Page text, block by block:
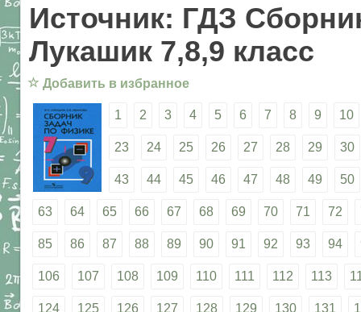
Источник: ГДЗ
Лукашик 7,8,9 класс
☆ Добавить в избранное
1 2 3 4 5 6 7 8 9 10
23 24 25 26 27 28 29 30
43 44 45 46 47 48 49 50
63 64 65 66 67 68 69 70 71 72
85 86 87 88 89 90 91 92 93 94
106 107 108 109 110 111 112 113
124 125 126 127 128 129 130 131